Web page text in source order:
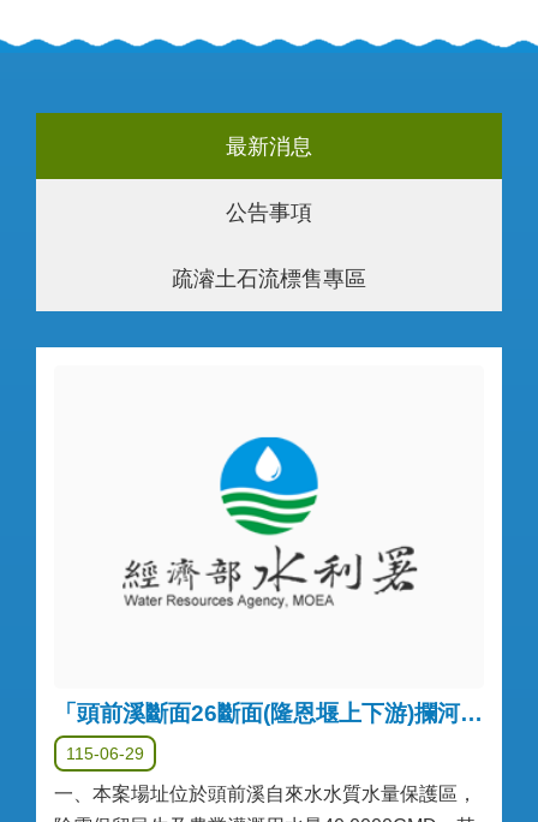
最新消息
公告事項
疏濬土石流標售專區
「頭前溪斷面26斷面(隆恩堰上下游)攔河堰小水力發電設備建置」公告(重新辦理第一次)
115-06-29
一、本案場址位於頭前溪自來水水質水量保護區，